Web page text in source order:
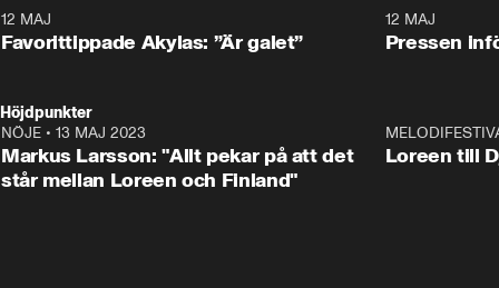
12 MAJ
Favorittippade Akylas: ”Är galet”
12 MAJ
Pressen
Höjdpunkter
NÖJE • 13 MAJ 2023
Markus Larsson: "Allt pekar på att det
står mellan Loreen och Finland"
Loreen till